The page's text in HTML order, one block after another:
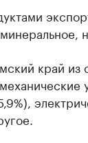
край из